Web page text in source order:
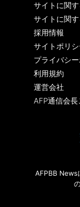
サイトに関
サイトに関
採用情報
サイトポリ
プライバシ
利用規約
運営会社
AFP通信会
AFPBB News